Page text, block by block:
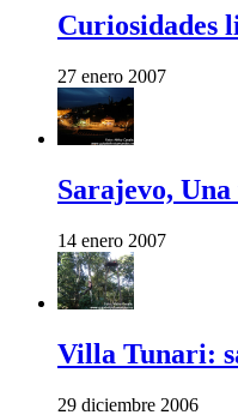
Curiosidades
27 enero 2007
Sarajevo,
14 enero 2007
Villa Tunari:
29 diciembre 2006